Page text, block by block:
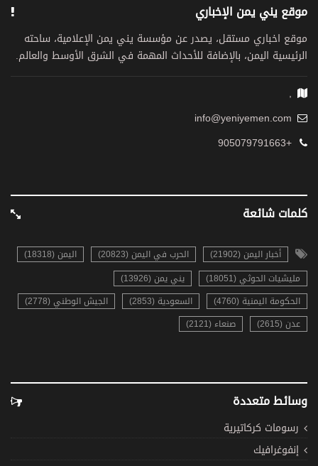
موقع يني يمن الإخباري
موقع اخباري مستقل، يصدر عن مؤسسة يني يمن الإعلامية، ساحته
الرئيسية اليمن، بالإضافة للأحداث المهمة في الشرق الأوسط والعالم.
,
info@yeniyemen.com
+905079791663
كلمات شائعة
أخبار اليمن (21902) الحرب في اليمن (20823)
اليمن (18318)
مليشيات الحوثي (18051)
يني يمن (13926)
الحكومة اليمنية (4760)
السعودية (2853)
الجيش الوطني (2778)
عدن (2615)
صنعاء (2121)
وسائط متعددة
رسومات كركاتيرية
إنفوغرافيك